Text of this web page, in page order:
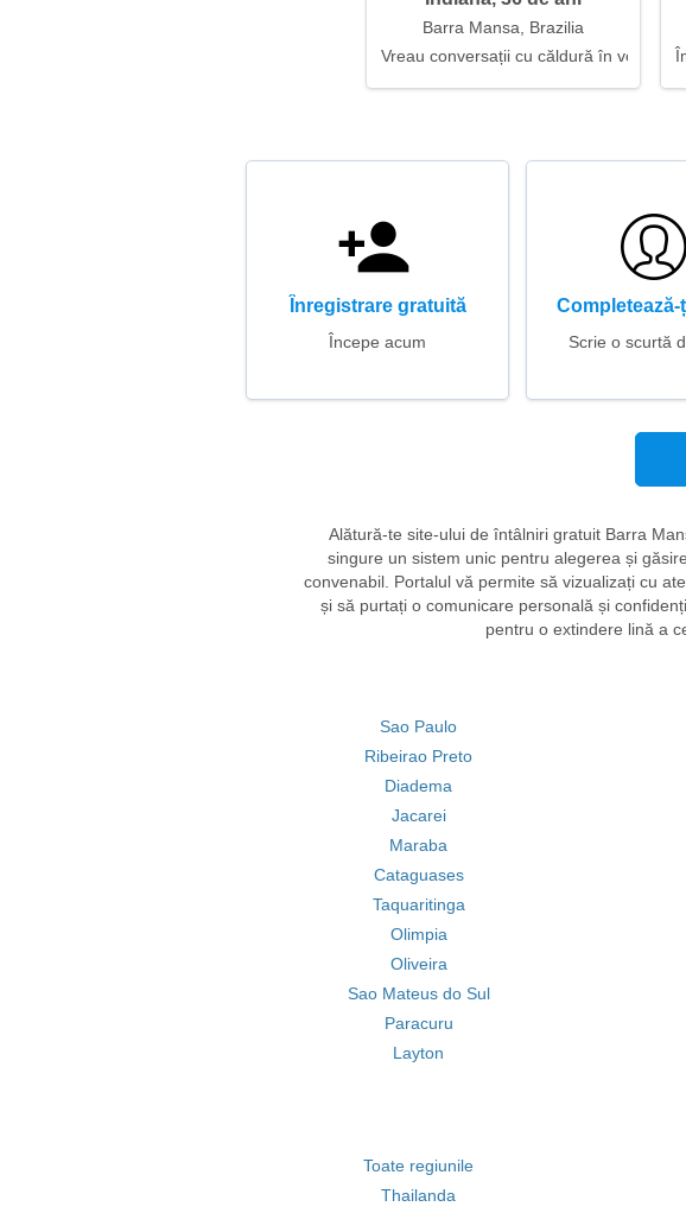
Barra Mansa, Brazilia
Vreau conversații cu căldură în voce
Înregistrare gratuită
Începe acum
Completează-
Scrie o scurtă
Alătură-te site-ului de întâlniri gratuit Barra
singure un sistem unic pentru alegerea și
convenabil. Portalul vă permite să vizualizați cu
și să purtați o comunicare personală și
pentru o extindere lină a
Sao Paulo
Ribeirao Preto
Diadema
Jacarei
Maraba
Cataguases
Taquaritinga
Olimpia
Oliveira
Sao Mateus do Sul
Paracuru
Layton
Toate regiunile
Thailanda